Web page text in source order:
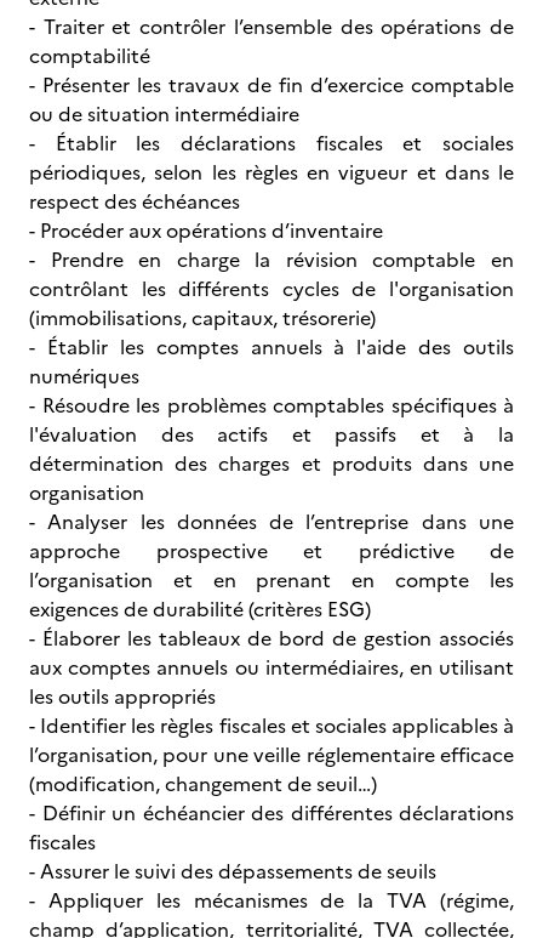
- Traiter et contrôler l’ensemble des opérations de
comptabilité
- Présenter les travaux de fin d’exercice comptable
ou de situation intermédiaire
- Établir les déclarations fiscales et sociales
périodiques, selon les règles en vigueur et dans le
respect des échéances
- Procéder aux opérations d’inventaire
- Prendre en charge la révision comptable en
contrôlant les différents cycles de l'organisation
(immobilisations, capitaux, trésorerie)
- Établir les comptes annuels à l'aide des outils
numériques
- Résoudre les problèmes comptables spécifiques à
l'évaluation des actifs et passifs et à la
détermination des charges et produits dans une
organisation
- Analyser les données de l’entreprise dans une
approche prospective et prédictive de
l’organisation et en prenant en compte les
exigences de durabilité (critères ESG)
- Élaborer les tableaux de bord de gestion associés
aux comptes annuels ou intermédiaires, en utilisant
les outils appropriés
- Identifier les règles fiscales et sociales applicables à
l’organisation, pour une veille réglementaire efficace
(modification, changement de seuil…)
- Définir un échéancier des différentes déclarations
fiscales
- Assurer le suivi des dépassements de seuils
- Appliquer les mécanismes de la TVA (régime,
champ d’application, territorialité, TVA collectée,